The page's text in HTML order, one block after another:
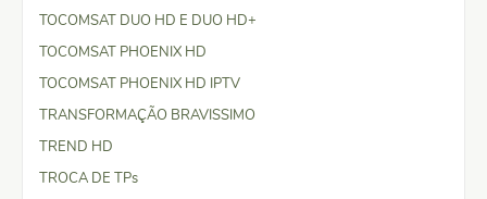
TOCOMSAT DUO HD E DUO HD+
TOCOMSAT PHOENIX HD
TOCOMSAT PHOENIX HD IPTV
TRANSFORMAÇÃO BRAVISSIMO
TREND HD
TROCA DE TPs